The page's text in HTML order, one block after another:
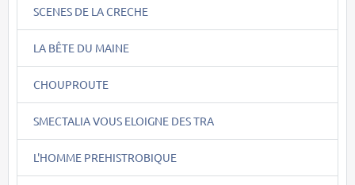
SCENES DE LA CRECHE
LA BÊTE DU MAINE
CHOUPROUTE
SMECTALIA VOUS ELOIGNE DES TRA
L'HOMME PREHISTROBIQUE